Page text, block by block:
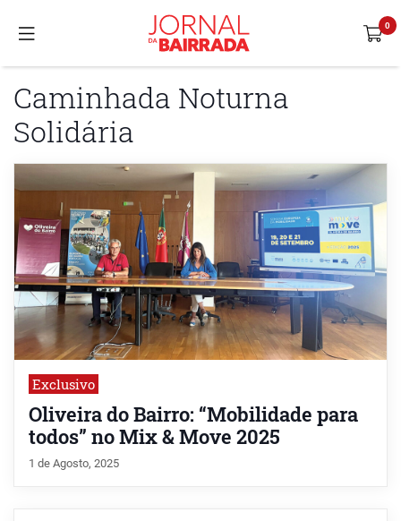
Caminhada Noturna
Solidária
Exclusivo
Oliveira do Bairro: “Mobilidade para
todos” no Mix & Move 2025
1 de Agosto, 2025